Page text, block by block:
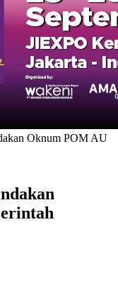
Oknum POM AU